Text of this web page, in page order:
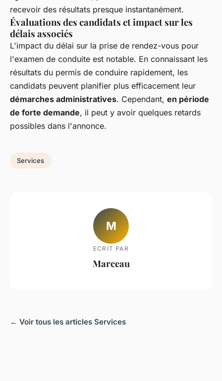
recevoir des résultats presque instantanément.
Évaluations des candidats et impact sur les
délais associés
L'impact du délai sur la prise de rendez-vous pour
l'examen de conduite est notable. En connaissant les
résultats du permis de conduire rapidement, les
candidats peuvent planifier plus efficacement leur
démarches administratives. Cependant, en période
de forte demande, il peut y avoir quelques retards
possibles dans l'annonce.
Services
M
ECRIT PAR
Marceau
← Voir tous les articles Services